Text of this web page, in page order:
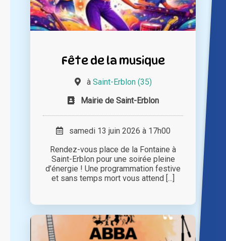
Fête de la musique
à Saint-Erblon (35)
Mairie de Saint-Erblon
samedi 13 juin 2026 à 17h00
Rendez-vous place de la Fontaine à
Saint-Erblon pour une soirée pleine
d’énergie ! Une programmation festive
et sans temps mort vous attend [...]